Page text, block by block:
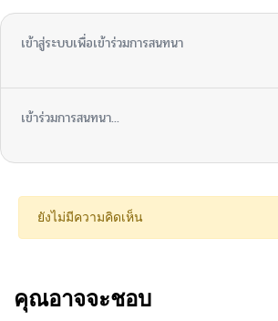
เข้าสู่ระบบเพื่อเข้าร่วมการสนทนา
เข้าร่วมการสนทนา...
ยังไม่มีความคิดเห็น
คุณอาจจะชอบ